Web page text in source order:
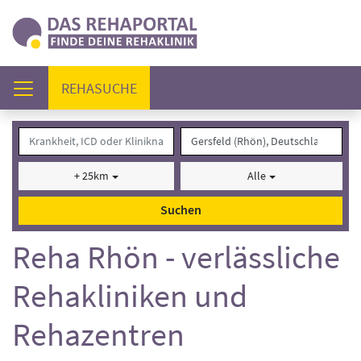
REHASUCHE(AKTUELL)
+ 25km Alle
Suchen
Reha Rhön - verlässliche
Rehakliniken und
Rehazentren